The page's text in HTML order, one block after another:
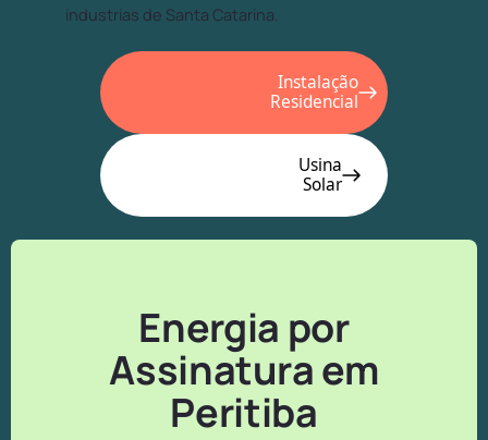
industrias de Santa Catarina.
Instalação
Residencial
Usina
Solar
Energia por
Assinatura em
Peritiba